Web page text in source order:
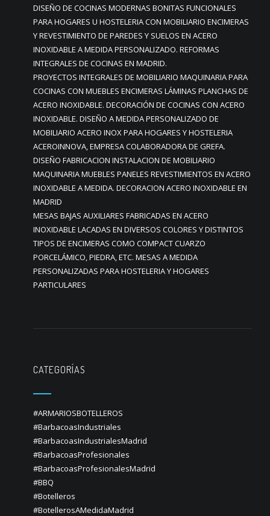
DISEÑO DE COCINAS MODERNAS BONITAS FUNCIONALES
PARA HOGARES U HOSTELERIA CON MOBILIARIO ENCIMERAS
Y REVESTIMIENTO DE PAREDES Y SUELOS EN ACERO
INOXIDABLE A MEDIDA PERSONALIZADO. REFORMAS
INTEGRALES DE COCINAS EN MADRID.
PROYECTOS INTEGRALES DE MOBILIARIO MAQUINARIA PARA
COCINAS CON MUEBLES ENCIMERAS LÁMINAS PLANCHAS DE
ACERO INOXIDABLE. DECORACIÓN DE COCINAS CON ACERO
INOXIDABLE. DISEÑO A MEDIDA PERSONALIZADO DE
MOBILIARIO ACERO INOX PARA HOGARES Y HOSTELERIA
ACEROINNOVA, EMPRESA COLABORADORA DE GREFA.
DISEÑO FABRICACION INSTALACION DE MOBILIARIO
MAQUINARIA MUEBLES PANELES REVESTIMIENTOS EN ACERO
INOXIDABLE A MEDIDA. DECORACION ACERO INOXIDABLE EN
MADRID
MESAS BAJAS AUXILIARES FABRICADAS EN ACERO
INOXIDABLE LACADAS EN DIVERSOS COLORES Y DISTINTOS
TIPOS DE ENCIMERAS COMO COMPACT CUARZO
PORCELÁMICO, PIEDRA, ETC. MESAS A MEDIDA
PERSONALIZADAS PARA HOSTELERIA Y HOGARES
PARTICULARES
CATEGORÍAS
#ARMARIOSBOTELLEROS
#BarbacoasIndustriales
#BarbacoasIndustrialesMadrid
#BarbacoasProfesionales
#BarbacoasProfesionalesMadrid
#BBQ
#Botelleros
#BotellerosAMedidaMadrid